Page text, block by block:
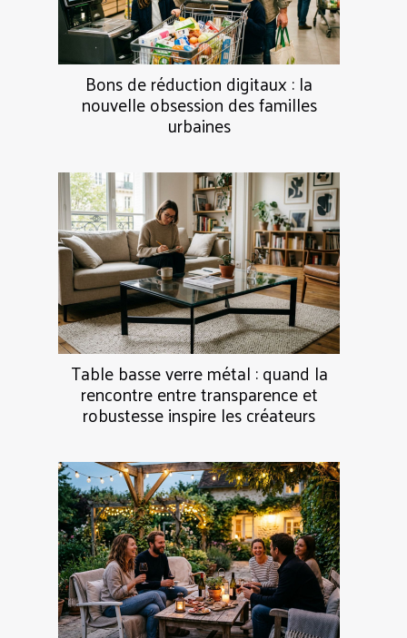
Bons de réduction digitaux : la
nouvelle obsession des familles
urbaines
Table basse verre métal : quand la
rencontre entre transparence et
robustesse inspire les créateurs